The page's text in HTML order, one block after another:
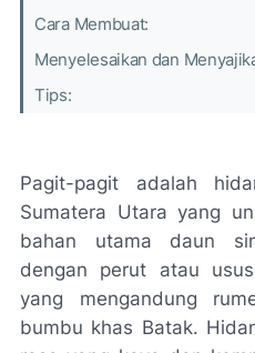
Cara Membuat:
Menyelesaikan dan
Tips:
Pagit-pagit adalah
Sumatera Utara yang
bahan utama daun
dengan perut atau
yang mengandung
bumbu khas Batak.